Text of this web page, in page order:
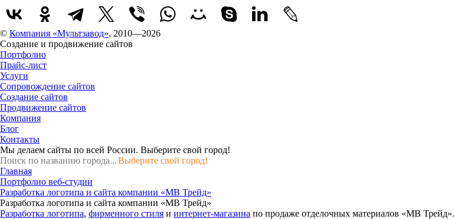
© Компания «Мультзавод», 2010—2026
Создание и продвижение сайтов
Портфолио
Прайс-лист
Услуги
Сопровождение сайтов
Создание сайтов
Продвижение сайтов
Компания
Блог
Контакты
Мы делаем сайты по всей России. Выберите свой город!
Выберите свой город!
Главная
Портфолио веб-студии
Разработка логотипа и сайта компании «МВ Трейд»
Разработка логотипа и сайта компании «МВ Трейд»
Разработка логотипа, фирменного стиля и интернет-магазина по продаже отделочных материалов «МВ Трейд».